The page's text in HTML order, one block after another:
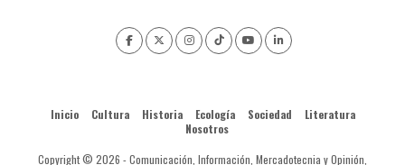
Inicio Cultura Historia Ecología Sociedad
Literatura
Nosotros
Copyright © 2026 - Comunicación, Información, Mercadotecnia y Opinión,